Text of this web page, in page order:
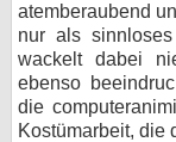
atemberaubend
nur als
wackelt dabei
ebenso
die
Kostümarbeit, die